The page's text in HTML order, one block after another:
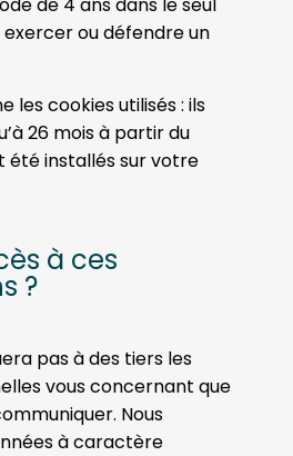
ou défendre un
les cookies utilisés : ils
26 mois à partir du
été installés sur votre
à ces
?
pas à des tiers les
vous concernant que
Nous
à caractère